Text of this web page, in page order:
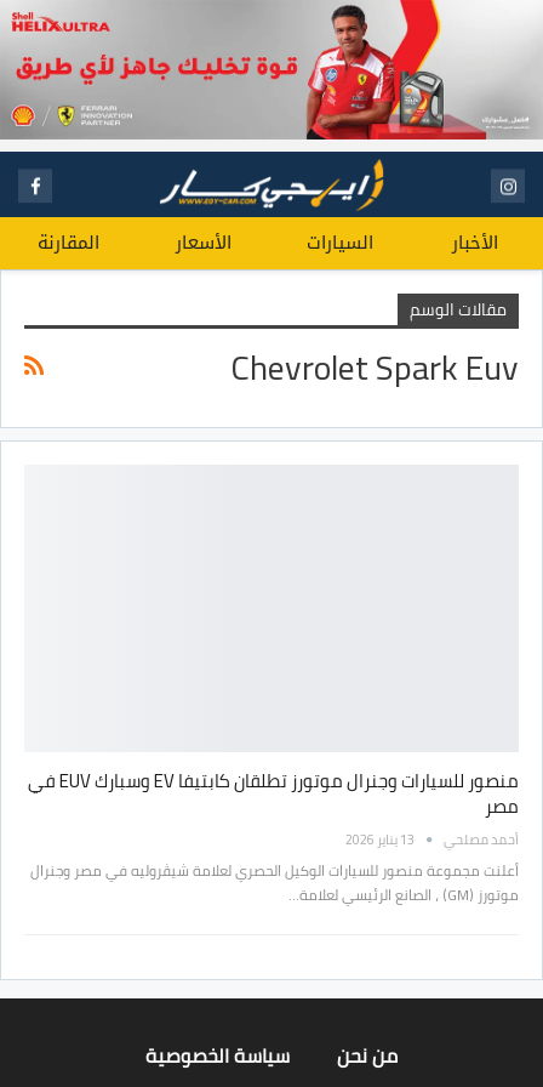
الأخبار السيارات الأسعار المقارنة
مقالات الوسم
Chevrolet Spark Euv
منصور للسيارات وجنرال موتورز تطلقان كابتيفا EV وسبارك EUV في
مصر
أحمد مصلحي 13 يناير 2026
أعلنت مجموعة منصور للسيارات الوكيل الحصري لعلامة شيڤروليه في مصر وجنرال
موتورز (GM) ، الصانع الرئيسي لعلامة…
من نحن سياسة الخصوصية